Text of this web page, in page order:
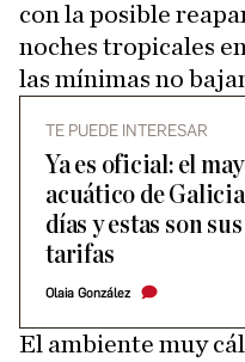
con la posible
noches tropicales
las mínimas no
TE PUEDE INTERESAR
Ya es oficial: el
acuático de
días y estas son
tarifas
Olaia González
El ambiente muy